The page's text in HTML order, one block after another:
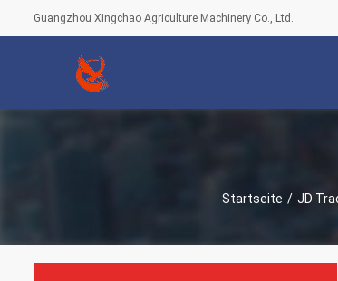
Guangzhou Xingchao Agriculture Machinery Co., Ltd.
Startseite / JD